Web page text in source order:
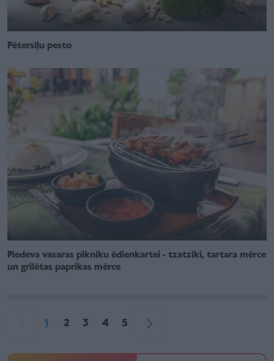
Pētersīļu pesto
Piedeva vasaras pikniku ēdienkartei - tzatziki, tartara mērce
un grilētas paprikas mērce
1 2 3 4 5